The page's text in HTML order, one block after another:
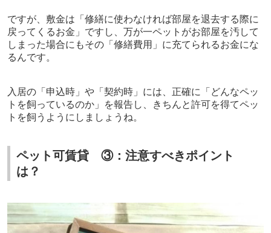
ですが、敷金は「修繕に使わなければ部屋を退去する際に
戻ってくるお金」ですし、万が一ペットがお部屋を汚して
しまった場合にもその「修繕費用」に充てられるお金にな
るんです。
入居の「申込時」や「契約時」には、正確に「どんなペッ
トを飼っているのか」を報告し、きちんと許可を得てペッ
トを飼うようにしましょうね。
ペット可賃貸 ③：注意すべきポイント
は？